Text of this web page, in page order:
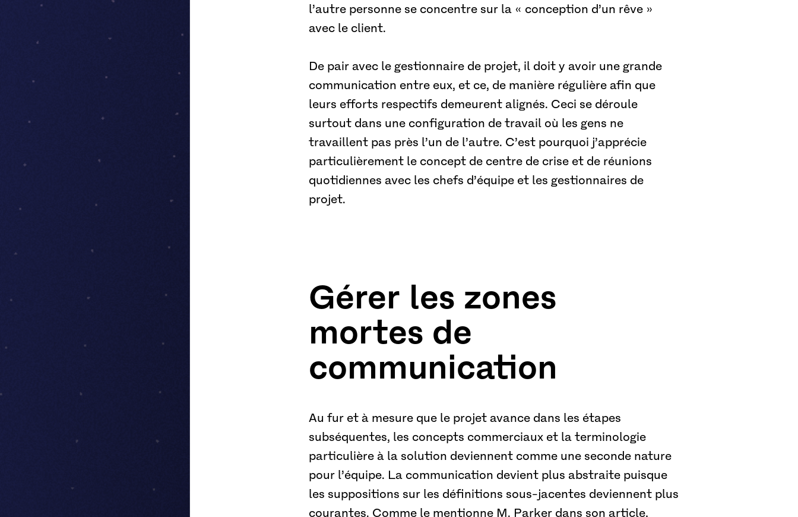
l’autre personne se concentre sur la « conception d’un rêve »
avec le client.
De pair avec le gestionnaire de projet, il doit y avoir une grande
communication entre eux, et ce, de manière régulière afin que
leurs efforts respectifs demeurent alignés. Ceci se déroule
surtout dans une configuration de travail où les gens ne
travaillent pas près l’un de l’autre. C’est pourquoi j’apprécie
particulièrement le concept de centre de crise et de réunions
quotidiennes avec les chefs d’équipe et les gestionnaires de
projet.
Gérer les zones
mortes de
communication
Au fur et à mesure que le projet avance dans les étapes
subséquentes, les concepts commerciaux et la terminologie
particulière à la solution deviennent comme une seconde nature
pour l’équipe. La communication devient plus abstraite puisque
les suppositions sur les définitions sous-jacentes deviennent plus
courantes. Comme le mentionne M. Parker dans son article,